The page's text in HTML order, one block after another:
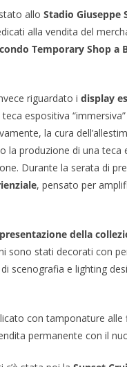
allo Stadio Giuseppe
alla vendita del
Temporary Shop a
riguardato i display
espositiva
la cura
la produzione di una
Durante la serata di
, pensato per
presentazione della
sono stati decorati con
scenografia e lighting
con tamponature
permanente con il